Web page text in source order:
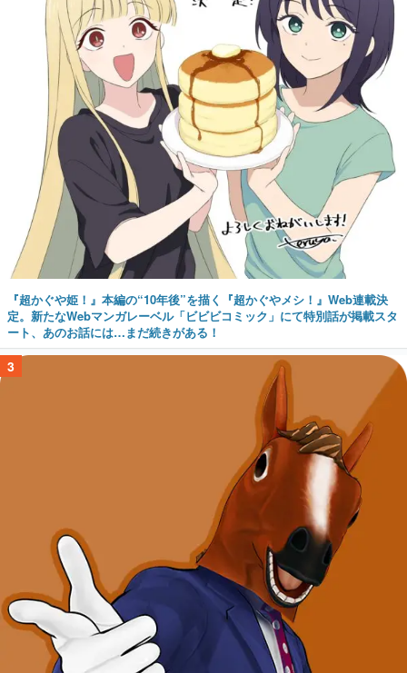
『超かぐや姫！』本編の“10年後”を描く『超かぐやメシ！』Web連載決
定。新たなWebマンガレーベル「ビビビコミック」にて特別話が掲載スタ
ート、あのお話には…まだ続きがある！
3